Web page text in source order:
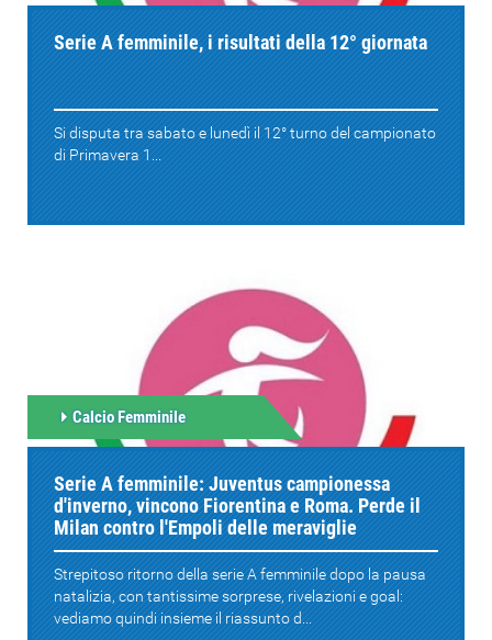
Serie A femminile, i risultati della 12° giornata
Si disputa tra sabato e lunedì il 12° turno del campionato
di Primavera 1...
Calcio Femminile
Serie A femminile: Juventus campionessa
d'inverno, vincono Fiorentina e Roma. Perde il
Milan contro l'Empoli delle meraviglie
Strepitoso ritorno della serie A femminile dopo la pausa
natalizia, con tantissime sorprese, rivelazioni e goal:
vediamo quindi insieme il riassunto d...